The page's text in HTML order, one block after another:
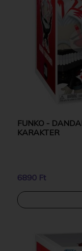
FUNKO -
KARAKTER
6890 Ft